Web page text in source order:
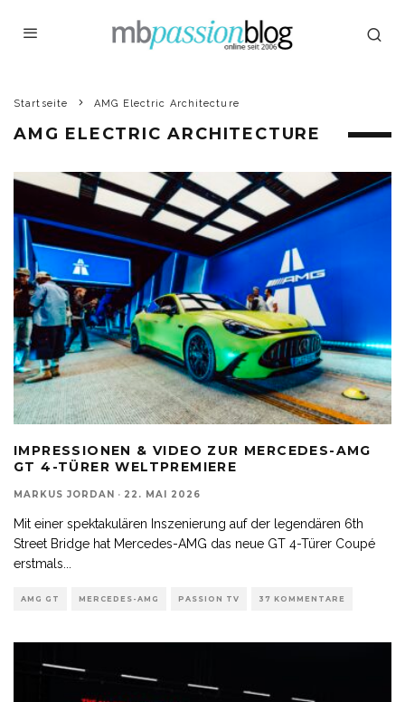
Startseite AMG Electric Architecture
AMG ELECTRIC ARCHITECTURE
IMPRESSIONEN & VIDEO ZUR MERCEDES-AMG
GT 4-TÜRER WELTPREMIERE
MARKUS JORDAN · 22. MAI 2026
Mit einer spektakulären Inszenierung auf der legendären 6th
Street Bridge hat Mercedes-AMG das neue GT 4-Türer Coupé
erstmals
AMG GT MERCEDES-AMG PASSION TV 37 KOMMENTARE